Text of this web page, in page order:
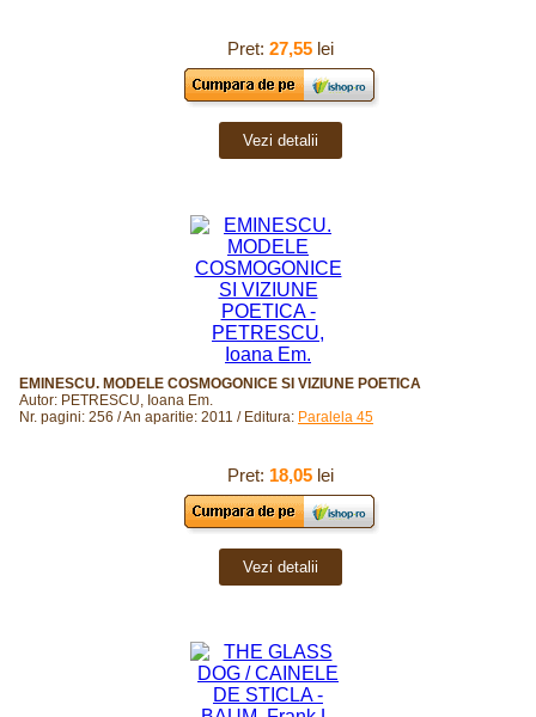
Pret: 27,55lei
Vezi detalii
EMINESCU. MODELE COSMOGONICE SI VIZIUNE POETICA
Autor: PETRESCU, Ioana Em.
Nr. pagini: 256 / An aparitie: 2011 / Editura: Paralela 45
Pret: 18,05lei
Vezi detalii